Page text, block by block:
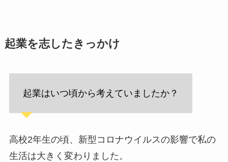
起業を志したきっかけ
起業はいつ頃から考えていましたか？
高校2年生の頃、新型コロナウイルスの影響で私の
生活は大きく変わりました。